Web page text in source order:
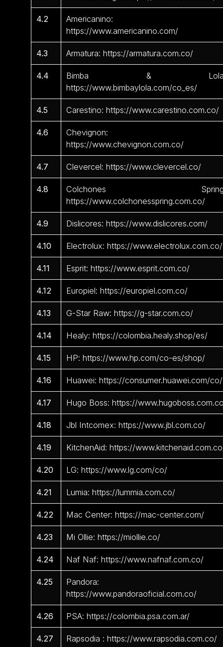
4.2
Americanino:
https://www.americanino.com/
4.3 Armatura: https://armatura.com.co/
4.4
Bimba &
https://www.bimbaylola.com/co_es/
4.5 Carestino: https://www.carestino.com.co/
4.6
Chevignon:
https://www.chevignon.com.co/
4.7 Clevercel: https://www.clevercel.co/
4.8
Colchones
https://www.colchonesspring.com.co/
4.9 Dislicores: https://www.dislicores.com/
4.10 Electrolux: https://www.electrolux.com.co/
4.11 Esprit: https://www.esprit.com.co/
4.12 Europiel: https://europiel.com.co/
4.13 G-Star Raw: https://g-star.com.co/
4.14 Healy: https://colombia.healy.shop/es/
4.15 HP: https://www.hp.com/co-es/shop/
4.16 Huawei: https://consumer.huawei.com/co/
4.17 Hugo Boss: https://
4.18 Jbl Intcomex: https://www.jbl.com.co/
4.19 KitchenAid: https://
4.20 LG: https://www.lg.com/co/
4.21 Lumia: https://lummia.com.co/
4.22 Mac Center: https://mac-center.com/
4.23 Mi Ollie: https://miollie.co/
4.24 Naf Naf: https://www.nafnaf.com.co/
4.25
Pandora:
https://www.pandoraoficial.com.co/
4.26 PSA: https://colombia.psa.com.ar/
4.27 Rapsodia : https://www.rapsodia.com.co/